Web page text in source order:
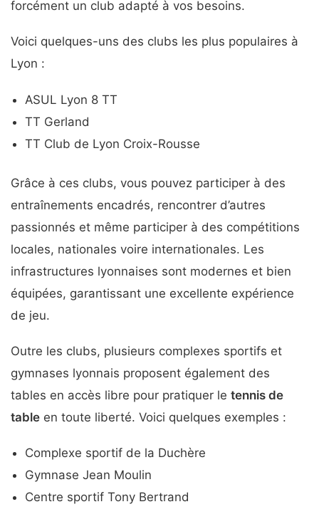
forcément un club adapté à vos besoins.
Voici quelques-uns des clubs les plus populaires à
Lyon :
ASUL Lyon 8 TT
TT Gerland
TT Club de Lyon Croix-Rousse
Grâce à ces clubs, vous pouvez participer à des
entraînements encadrés, rencontrer d’autres
passionnés et même participer à des compétitions
locales, nationales voire internationales. Les
infrastructures lyonnaises sont modernes et bien
équipées, garantissant une excellente expérience
de jeu.
Outre les clubs, plusieurs complexes sportifs et
gymnases lyonnais proposent également des
tables en accès libre pour pratiquer le tennis de
table en toute liberté. Voici quelques exemples :
Complexe sportif de la Duchère
Gymnase Jean Moulin
Centre sportif Tony Bertrand